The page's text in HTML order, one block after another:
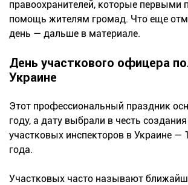
правоохранителей, которые первыми
помощь жителям громад. Что еще
день — дальше в материале.
День участкового офицера
Украине
Этот профессиональный праздник
году, а дату выбрали в честь
участковых инспекторов в Украине —
года.
Участковых часто называют